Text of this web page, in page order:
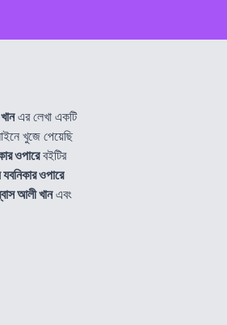
এর লেখা একটি
খুজে পেয়েছি
ওপারেবইটির
ওপারে
আলী খানএবং